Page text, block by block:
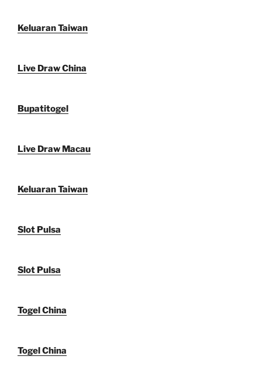
Keluaran Taiwan
Live Draw China
Bupatitogel
Live Draw Macau
Keluaran Taiwan
Slot Pulsa
Slot Pulsa
Togel China
Togel China